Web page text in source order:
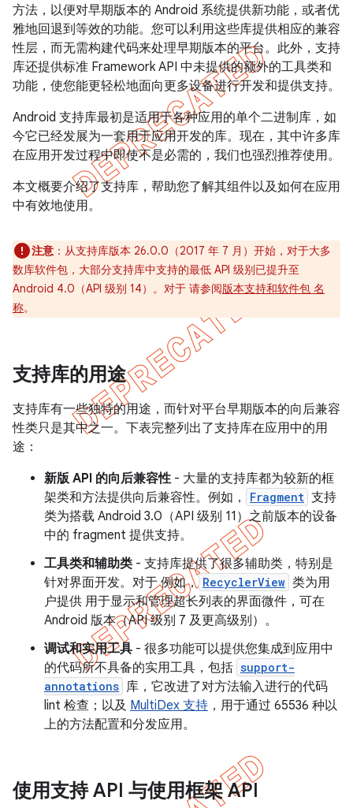
方法，以便对早期版本的 Android 系统提供新功能，或者优
雅地回退到等效的功能。您可以利用这些库提供相应的兼容
性层，而无需构建代码来处理早期版本的平台。此外，支持
库还提供标准 Framework API 中未提供的额外的工具类和
功能，使您能更轻松地面向更多设备进行开发和提供支持。
Android 支持库最初是适用于各种应用的单个二进制库，如
今它已经发展为一套用于应用开发的库。现在，其中许多库
在应用开发过程中即使不是必需的，我们也强烈推荐使用。
本文概要介绍了支持库，帮助您了解其组件以及如何在应用
中有效地使用。
注意 ：从支持库版本 26.0.0（2017 年 7 月）开始，对于大多
数库软件包，大部分支持库中支持的最低 API 级别已提升至
Android 4.0（API 级别 14）。对于 请参阅版本支持和软件包 名
称。
支持库的用途
支持库有一些独特的用途，而针对平台早期版本的向后兼容
性类只是其中之一。下表完整列出了支持库在应用中的用
途：
新版 API 的向后兼容性- 大量的支持库都为较新的框
架类和方法提供向后兼容性。例如，
Fragment 支持
类为搭载 Android 3.0（API 级别 11）之前版本的设备
中的 fragment 提供支持。
工具类和辅助类 - 支持库提供了很多辅助类，特别是
针对界面开发。对于 例如， RecyclerView 类为用
户提供 用于显示和管理超长列表的界面微件，可在
Android 版本（API 级别 7 及更高级别）。
调试和实用工具 - 很多功能可以提供您集成到应用中
的代码所不具备的实用工具，包括 support-
annotations 库，它改进了对方法输入进行的代码
lint 检查；以及 MultiDex 支持 ，用于通过 65536 种以
上的方法配置和分发应用。
使用支持 API 与使用框架 API